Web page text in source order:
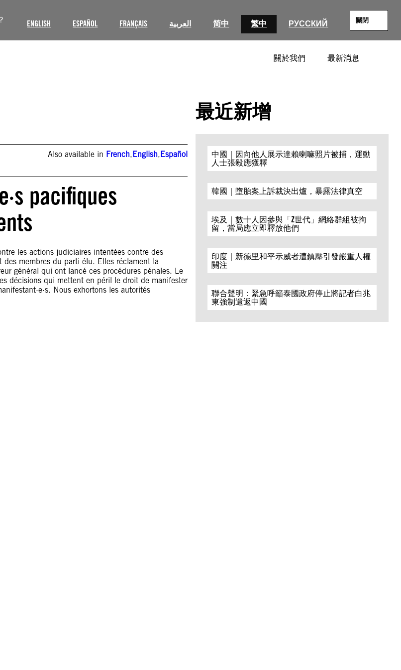
ENGLISH ESPAÑOL FRANÇAIS العربية 简中 繁中 РУССКИЙ 關閉
關於我們 最新消息
Also available in French,English,Español
pacifiques
les actions judiciaires intentées contre des
des membres du parti élu. Elles réclament la
général qui ont lancé ces procédures pénales. Le
décisions qui mettent en péril le droit de manifester
Nous exhortons les autorités
最近新增
中國｜因向他人展示達賴喇嘛照片被捕，運動
人士張毅應獲釋
韓國｜墮胎案上訴裁決出爐，暴露法律真空
埃及｜數十人因參與「Z世代」網絡群組被拘
留，當局應立即釋放他們
印度｜新德里和平示威者遭鎮壓引發嚴重人權
關注
聯合聲明：緊急呼籲泰國政府停止將記者白兆
東強制遣返中國